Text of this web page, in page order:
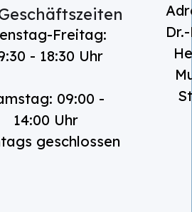
Freitag:
- 18:30 Uhr
09:00 -
14:00 Uhr
geschlossen